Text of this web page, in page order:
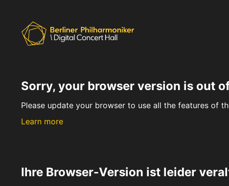
Sorry, your browser version is out
Please update your browser to use all the features of
Learn more
Ihre Browser-Version ist leider